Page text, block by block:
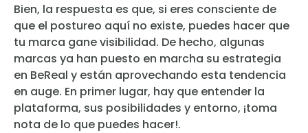
Bien, la respuesta es que, si eres consciente de
que el postureo aquí no existe, puedes hacer que
tu marca gane visibilidad. De hecho, algunas
marcas ya han puesto en marcha su estrategia
en BeReal y están aprovechando esta tendencia
en auge. En primer lugar, hay que entender la
plataforma, sus posibilidades y entorno, ¡toma
nota de lo que puedes hacer!.